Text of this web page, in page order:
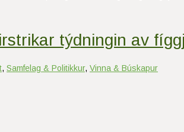
týdningin av
, Samfelag & Politikkur, Vinna & Búskapur